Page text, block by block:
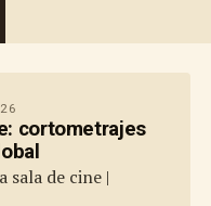
cortometrajes
sala de cine |